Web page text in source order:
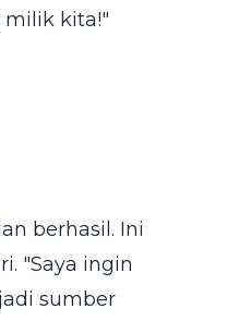
milik kita!"
berhasil. Ini
"Saya ingin
sumber